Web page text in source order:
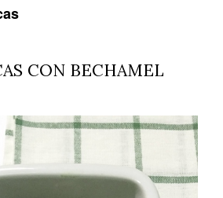
CON BECHAMEL